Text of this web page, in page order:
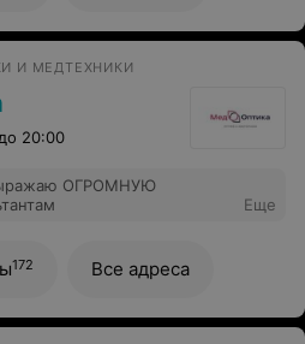
И МЕДТЕХНИКИ
до 20:00
ОГРОМНУЮ
Еще
172 Все адреса